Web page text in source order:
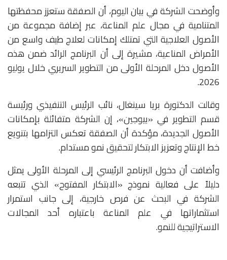
وأوضحت الشركة في بيان اليوم، أن الصفقة ستعزز محفظتها
المتنامية في مجال علم المناعة، عبر إضافة مجموعة من
الأصول العلاجية التي تمتلك إمكانات لعلاج طيف واسع من
الأمراض المناعية، مشيرة إلى أن البرنامج الرائد ضمن هذه
الأصول دخل المرحلة الأولى من التطوير السريري خلال يوليو
2026.
وقالت الدكتورة بريا سينغال، نائب الرئيس التنفيذي ورئيسة
قسم التطوير في «بيوجين»، إن الشركة متفائلة بإمكانات
الأصول الجديدة، مؤكدة أن الصفقة تعكس التزامها بتنويع
خط الإنتاج وتعزيز الابتكار لتحقيق نمو مستدام.
وأضافت أن دخول البرنامج الرئيسي إلى المرحلة الأولى يمثل
دليلاً على فعالية نموذج «الابتكار المفتوح» الذي تتبعه
الشركة في البحث عن فرص خارجية، إلى جانب استمرار
استثماراتها في علم المناعة باعتباره أحد المجالات
الاستراتيجية للنمو.